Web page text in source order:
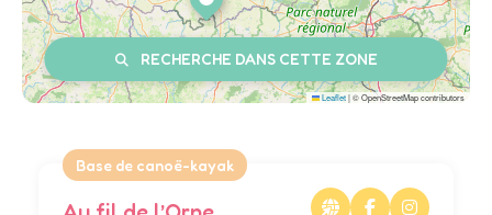
Base de canoë-kayak
Leaflet|© OpenStreetMap contributors
RECHERCHE DANS CETTE ZONE